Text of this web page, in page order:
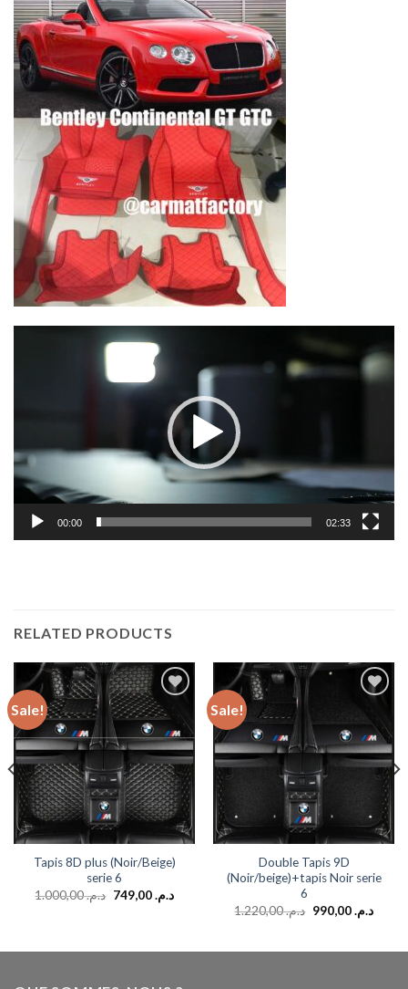
00:00 02:33
RELATED PRODUCTS
Sale!
Add to
wishlist
Tapis 8D plus (Noir/Beige)
serie 6
د.م.1.000,00 د.م.749,00
Sale!
Add to
wishlist
Double Tapis 9D
(Noir/beige)+tapis Noir serie
6
د.م.1.220,00 د.م.990,00